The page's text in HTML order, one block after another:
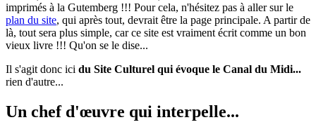
imprimés à la Gutemberg !!! Pour cela, n'hésitez pas à aller sur le
plan du site, qui après tout, devrait être la page principale. A partir de
là, tout sera plus simple, car ce site est vraiment écrit comme un bon
vieux livre !!! Qu'on se le dise...
Il s'agit donc ici du Site Culturel qui évoque le Canal du Midi...
rien d'autre...
Un chef d'œuvre qui interpelle...